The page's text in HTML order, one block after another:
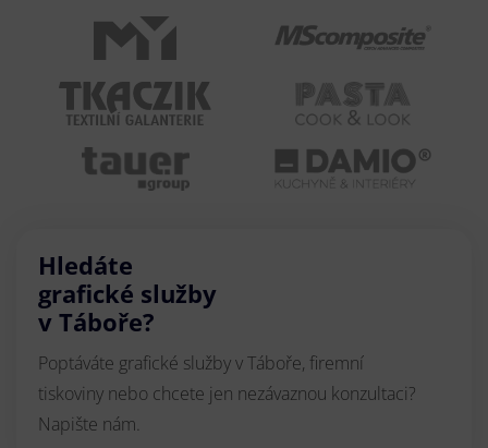
Hledáte
grafické služby
v Táboře?
Poptáváte grafické služby v Táboře, firemní
tiskoviny nebo chcete jen nezávaznou konzultaci?
Napište nám.